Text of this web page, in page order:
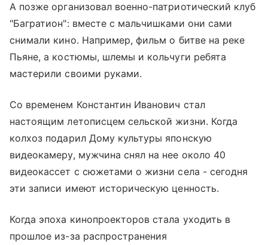
А позже организовал военно-патриотический клуб
"Багратион": вместе с мальчишками они сами
снимали кино. Например, фильм о битве на реке
Пьяне, а костюмы, шлемы и кольчуги ребята
мастерили своими руками.
Со временем Константин Иванович стал
настоящим летописцем сельской жизни. Когда
колхоз подарил Дому культуры японскую
видеокамеру, мужчина снял на нее около 40
видеокассет с сюжетами о жизни села - сегодня
эти записи имеют историческую ценность.
Когда эпоха кинопроекторов стала уходить в
прошлое из-за распространения